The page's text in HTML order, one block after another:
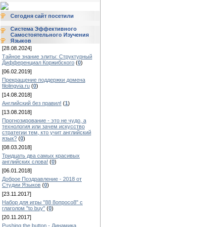
Сегодня сайт посетили
Система Эффективного
Самостоятельного Изучения
Языков
[28.08.2024]
Тайное знание элиты: Структурный
Дифференциал Коржибского (0)
[06.02.2019]
Прекращение поддержки домена
filolingvia.ru (0)
[14.08.2018]
Английский без правил! (1)
[13.08.2018]
Прогнозирование - это не чудо, а
технология или зачем искусство
стратегии тем, кто учит английский
язык? (0)
[08.03.2018]
Тридцать два самых красивых
английских слова! (0)
[06.01.2018]
Доброе Поздравление - 2018 от
Студии Языков (0)
[23.11.2017]
Набор для игры "88 8опросо8" с
глаголом "to buy" (0)
[20.11.2017]
Pushing the button - Динамика